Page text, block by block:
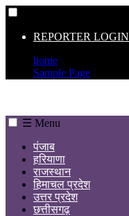
REPORTER LOGIN
home
Sample Page
☰ Menu
पंजाब
हरियाणा
राजस्थान
हिमाचल प्रदेश
उत्तर प्रदेश
छत्तीसगढ़